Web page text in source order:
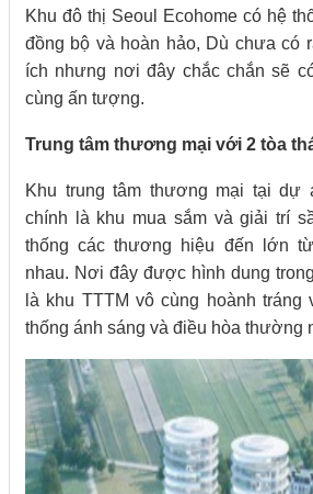
Khu đô thị Seoul Ecohome có hệ
đồng bộ và hoàn hảo, Dù chưa có
ích nhưng nơi đây chắc chắn sẽ
cùng ấn tượng.
Trung tâm thương mại với 2 tòa
Khu trung tâm thương mại tại dự
chính là khu mua sắm và giải trí
thống các thương hiệu đến lớn
nhau. Nơi đây được hình dung
là khu TTTM vô cùng hoành tráng
thống ánh sáng và điều hòa thường